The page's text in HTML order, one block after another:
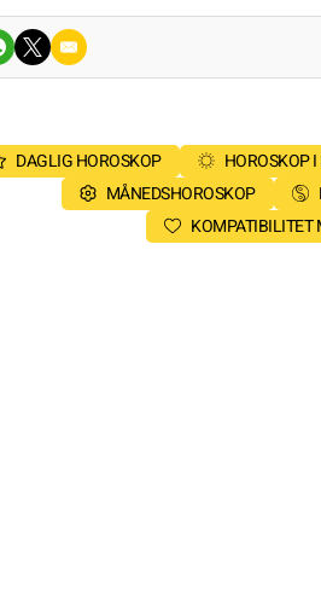
DAGLIG HOROSKOP HOROSKOP
MÅNEDSHOROSKOP
KOMPATIBILITET